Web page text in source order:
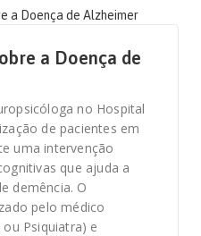
a Doença de
no Hospital
de pacientes em
uma intervenção
que ajuda a
demência. O
pelo médico
Psiquiatra) e